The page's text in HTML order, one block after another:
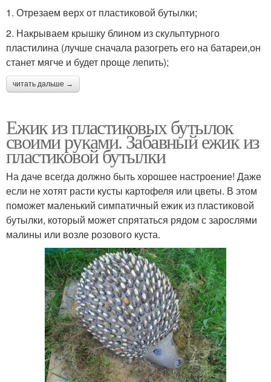
1. Отрезаем верх от пластиковой бутылки;
2. Накрываем крышку блином из скульптурного
пластилина (лучше сначала разогреть его на батареи,он
станет мягче и будет проще лепить);
читать дальше →
Ежик из пластиковых бутылок
своими руками. Забавный ежик из
пластиковой бутылки
На даче всегда должно быть хорошее настроение! Даже
если не хотят расти кусты картофеля или цветы. В этом
поможет маленький симпатичный ежик из пластиковой
бутылки, который может спрятаться рядом с зарослями
малины или возле розового куста.